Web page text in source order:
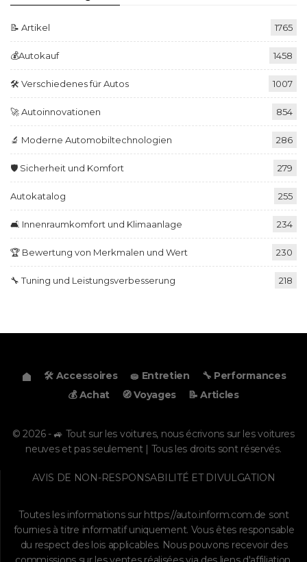
📝 Artikel 1765
💰Autokauf 1458
🛠️ Verschiedenes für Autos 1007
🚀 Autoinnovationen 854
🔬 Moderne Automobiltechnologien 286
🛡️ Sicherheit und Komfort 279
Autokatalog 255
🛋️ Innenraumkomfort und Klimaanlage 234
🏆 Bewertung von Merkmalen und Wert 230
🔧 Tuning und Leistungsverbesserung 218
🛠️ Accessoires 🧽 Entretien
🔧 Performances
💰 Achat
🧭 Voyages 📝 Articles
© 2026 - 🚙 Tout sur les voitures, nous écrivons sur les voitures
neuves et pas seulement | Tous les droits sont réservés.
AVIS DE NON-RESPONSABILITÉ ET DIVULGATION
Toutes les informations sur https://auto.inform.com.de sont
fournies à titre informatif uniquement. Vous êtes responsable
du respect des lois applicables. Nous pouvons recevoir des